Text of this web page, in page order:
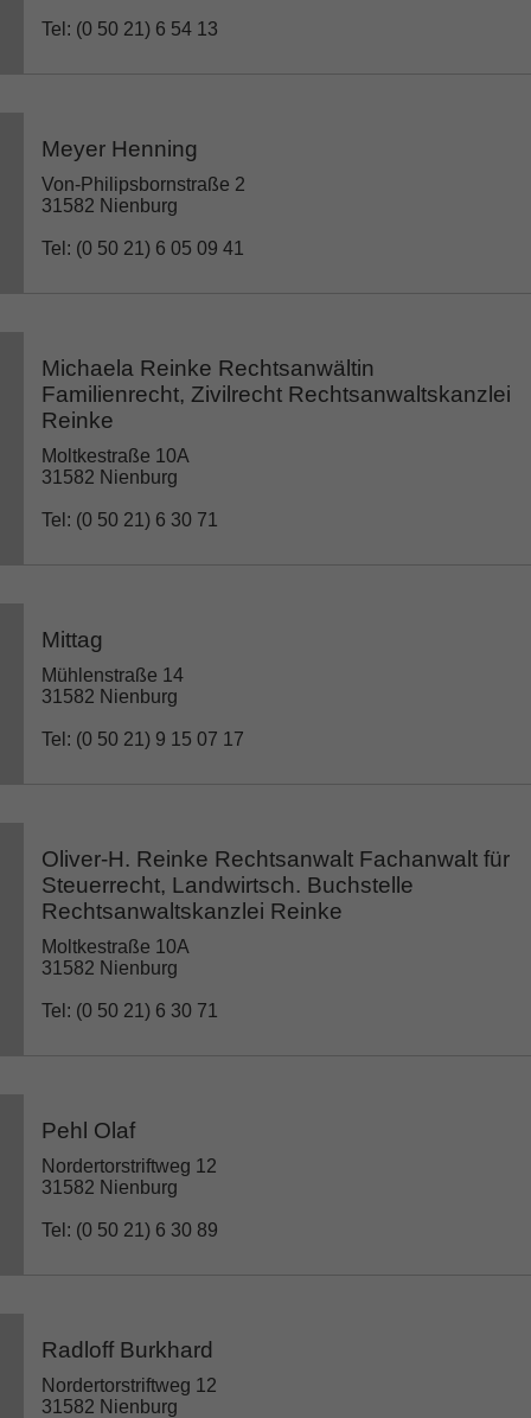
Tel: (0 50 21) 6 54 13
Meyer Henning
Von-Philipsbornstraße 2
31582 Nienburg
Tel: (0 50 21) 6 05 09 41
Michaela Reinke Rechtsanwältin
Familienrecht, Zivilrecht Rechtsanwaltskanzlei
Reinke
Moltkestraße 10A
31582 Nienburg
Tel: (0 50 21) 6 30 71
Mittag
Mühlenstraße 14
31582 Nienburg
Tel: (0 50 21) 9 15 07 17
Oliver-H. Reinke Rechtsanwalt Fachanwalt für
Steuerrecht, Landwirtsch. Buchstelle
Rechtsanwaltskanzlei Reinke
Moltkestraße 10A
31582 Nienburg
Tel: (0 50 21) 6 30 71
Pehl Olaf
Nordertorstriftweg 12
31582 Nienburg
Tel: (0 50 21) 6 30 89
Radloff Burkhard
Nordertorstriftweg 12
31582 Nienburg